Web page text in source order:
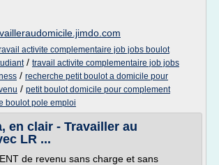
activite complementaire job jobs boulot
/ travail activite complementaire job jobs
/ recherche petit boulot a domicile pour
/ petit boulot domicile pour complement
boulot pole emploi
en clair - Travailler au
LR ...
de revenu sans charge et sans